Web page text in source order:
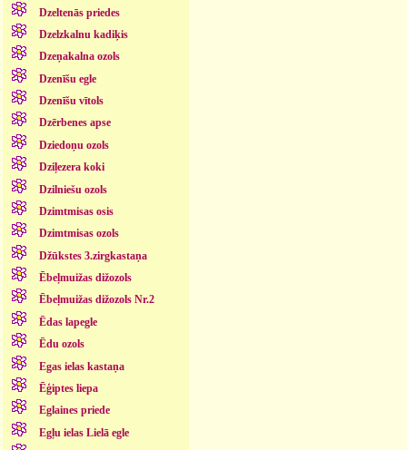
Dzeltenās priedes
Dzelzkalnu kadiķis
Dzeņakalna ozols
Dzenīšu egle
Dzenīšu vītols
Dzērbenes apse
Dziedoņu ozols
Dziļezera koki
Dzilniešu ozols
Dzimtmisas osis
Dzimtmisas ozols
Džūkstes 3.zirgkastaņa
Ēbeļmuižas dižozols
Ēbeļmuižas dižozols Nr.2
Ēdas lapegle
Ēdu ozols
Egas ielas kastaņa
Ēģiptes liepa
Eglaines priede
Egļu ielas Lielā egle